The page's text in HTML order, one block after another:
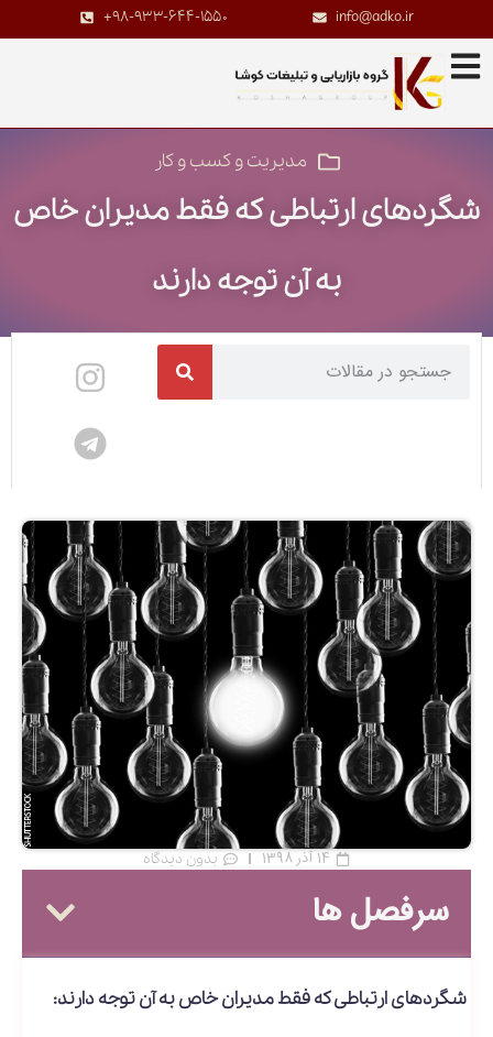
info@adko.ir
+98-933-644-1550
مدیریت و کسب و کار
شگردهای ارتباطی که فقط مدیران خاص
به آن توجه دارند
14 آذر 1398 بدون دیدگاه
سرفصل ها
شگردهای ارتباطی که فقط مدیران خاص به آن توجه دارند: